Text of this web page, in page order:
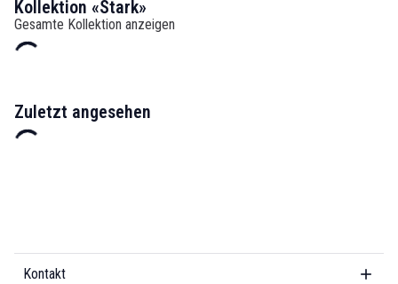
Kollektion «Stark»
Gesamte Kollektion anzeigen
Zuletzt angesehen
Kontakt